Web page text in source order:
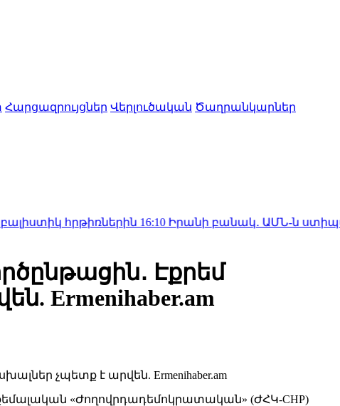
Հարցազրույցներ Վերլուծական Ծաղրանկարներ
16:10Իրանի բանակ․ ԱՄՆ-ն ստիպված կլինի
Էքրեմ
Ermenihaber.am
«Ժողովրդադեմոկրատական» (ԺՀԿ-CHP)